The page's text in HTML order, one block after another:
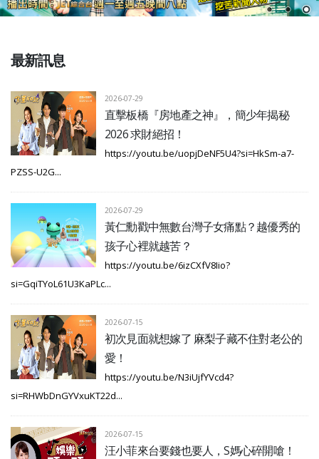
最新訊息
2026-07-29
直擊板橋『房地產之神』，簡少年揭秘
2026 求財絕招！
https://youtu.be/uopjDeNF5U4?si=HkSm-a7-
PZSS-U2G...
2026-07-29
黃仁勳戳中無數台灣子女痛點？越優秀的
孩子心裡就越苦？
https://youtu.be/6izCXfV8Iio?
si=GqiTYoL61U3KaPLc...
2026-07-15
初次見面就想嫁了 麻梨子藏不住對老公的
愛！
https://youtu.be/N3iUjfYVcd4?
si=RHWbDnGYVxuKT22d...
2026-07-15
汪小菲來台要錢也要人，S媽心碎開嗆！